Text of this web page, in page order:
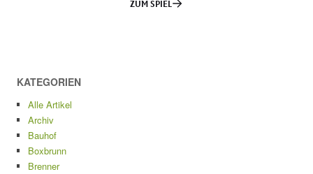
KATEGORIEN
Alle Artikel
Archiv
Bauhof
Boxbrunn
Brenner